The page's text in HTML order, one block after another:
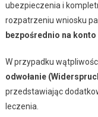
ubezpieczenia i
rozpatrzeniu wniosku
bezpośrednio na konto
W przypadku
odwołanie
przedstawiając
leczenia.